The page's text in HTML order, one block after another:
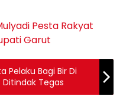
Pesta Rakyat
Garut
Pelaku Bagi Bir Di
Ditindak Tegas